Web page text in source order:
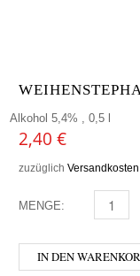
Alkohol 5,4% , 0,5 l
2,40 €
zuzüglich Versandkosten
MENGE:
IN DEN